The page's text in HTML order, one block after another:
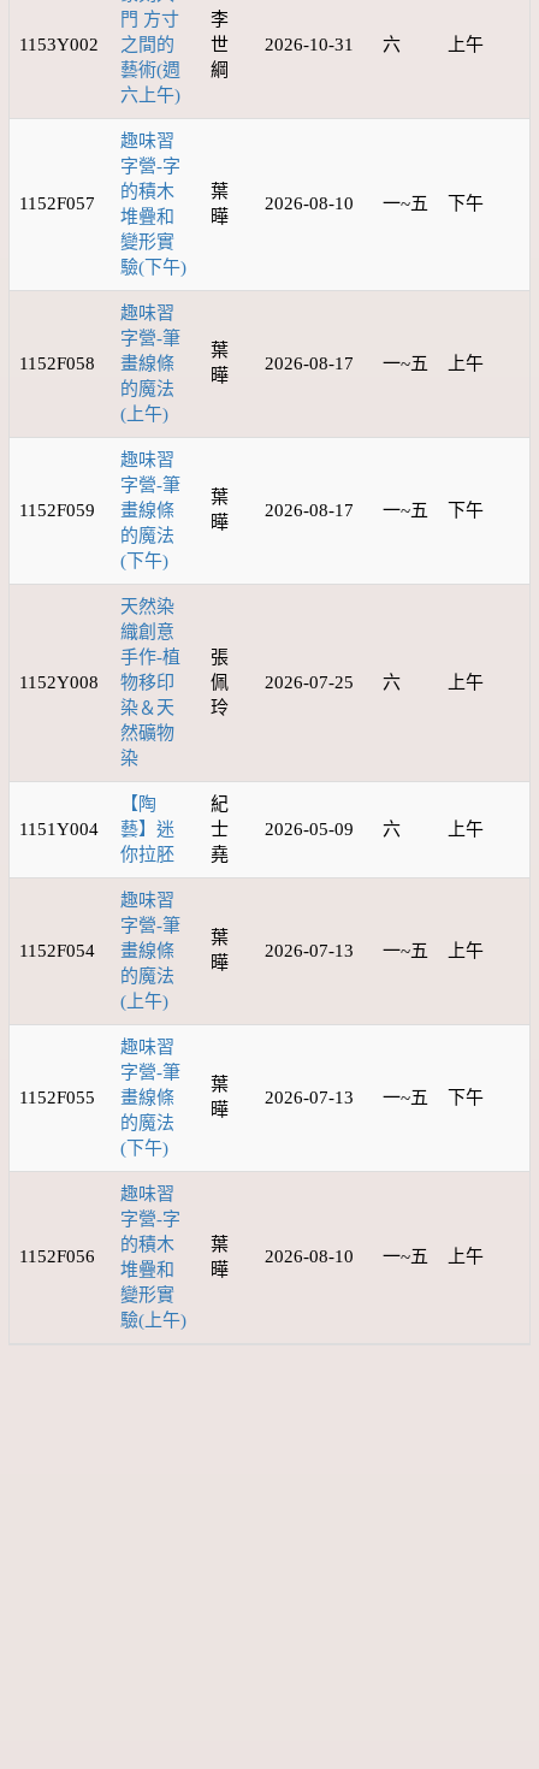
1153Y002
門 方寸
之間的
藝術(週
六上午)
李
世
綱
2026-10-31 六 上午
1152F057
趣味習
字營-字
的積木
堆疊和
變形實
驗(下午)
葉
曄
2026-08-10 一~五 下午
1152F058
趣味習
字營-筆
畫線條
的魔法
(上午)
葉
曄
2026-08-17 一~五 上午
1152F059
趣味習
字營-筆
畫線條
的魔法
(下午)
葉
曄
2026-08-17 一~五 下午
1152Y008
天然染
織創意
手作-植
物移印
染＆天
然礦物
染
張
佩
玲
2026-07-25 六 上午
1151Y004
【陶
藝】迷
你拉胚
紀
士
堯
2026-05-09 六 上午
1152F054
趣味習
字營-筆
畫線條
的魔法
(上午)
葉
曄
2026-07-13 一~五 上午
1152F055
趣味習
字營-筆
畫線條
的魔法
(下午)
葉
曄
2026-07-13 一~五 下午
1152F056
趣味習
字營-字
的積木
堆疊和
變形實
驗(上午)
葉
曄
2026-08-10 一~五 上午